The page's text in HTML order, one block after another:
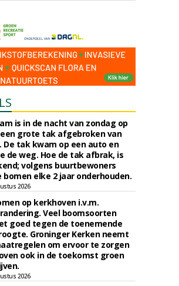
is in de nacht van zondag op
grote tak afgebroken van
De tak kwam op een auto en
de weg. Hoe de tak afbrak, is
volgens buurtbewoners
bomen elke 2 jaar onderhouden.
2026
op kerkhoven i.v.m.
Veel boomsoorten
goed tegen de toenemende
Groninger Kerken neemt
om ervoor te zorgen
ook in de toekomst groen
2026